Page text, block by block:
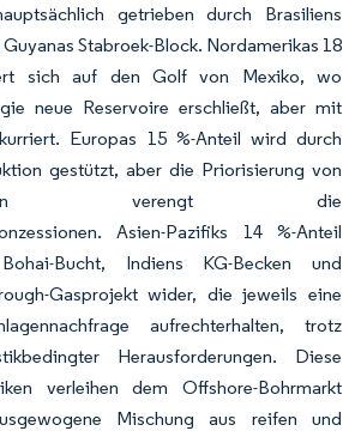
getrieben durch Brasiliens
Stabroek-Block. Nordamerikas 18
sich auf den Golf von Mexiko, wo
neue Reservoire erschließt, aber mit
Europas 15 %-Anteil wird durch
gestützt, aber die Priorisierung von
verengt die
Asien-Pazifiks 14 %-Anteil
Bucht, Indiens KG-Becken und
Gasprojekt wider, die jeweils eine
aufrechterhalten, trotz
Herausforderungen. Diese
verleihen dem Offshore-Bohrmarkt
Mischung aus reifen und